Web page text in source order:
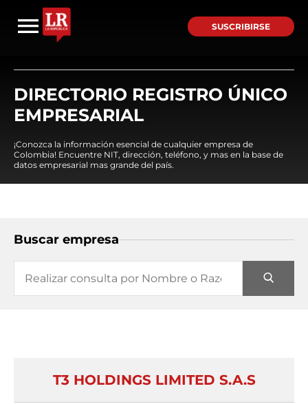
SUSCRIBIRSE
DIRECTORIO REGISTRO ÚNICO
EMPRESARIAL
¡Conozca la información esencial de cualquier empresa de
Colombia! Encuentre NIT, dirección, teléfono, y mas en la base de
datos empresarial mas grande del país.
Buscar empresa
T3 HOLDINGS LIMITED S.A.S